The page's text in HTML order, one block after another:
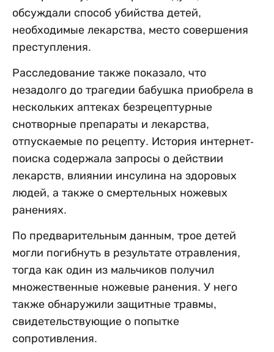
обсуждали способ убийства детей,
необходимые лекарства, место совершения
преступления.
Расследование также показало, что
незадолго до трагедии бабушка приобрела в
нескольких аптеках безрецептурные
снотворные препараты и лекарства,
отпускаемые по рецепту. История интернет-
поиска содержала запросы о действии
лекарств, влиянии инсулина на здоровых
людей, а также о смертельных ножевых
ранениях.
По предварительным данным, трое детей
могли погибнуть в результате отравления,
тогда как один из мальчиков получил
множественные ножевые ранения. У него
также обнаружили защитные травмы,
свидетельствующие о попытке
сопротивления.